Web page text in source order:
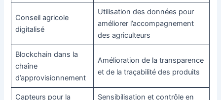
Conseil agricole
digitalisé
Utilisation des données pour
améliorer l’accompagnement
des agriculteurs
Blockchain dans la
chaîne
d’approvisionnement
Amélioration de la transparence
et de la traçabilité des produits
Capteurs pour la Sensibilisation et contrôle en